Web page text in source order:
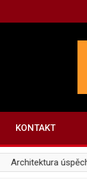
KONTAKT
Architektura